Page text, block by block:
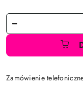
Ilość
Zamówienie